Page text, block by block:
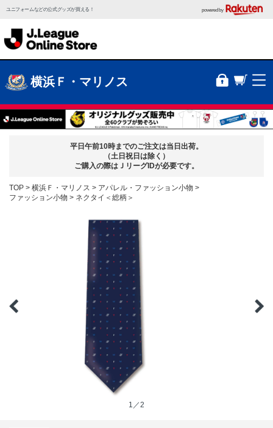
ユニフォームなどの公式グッズが買える！ powered by
横浜Ｆ・マリノス
平日午前10時までのご注文は当日出荷。
（土日祝日は除く）
ご購入の際はＪリーグIDが必要です。
TOP 横浜Ｆ・マリノス
アパレル・ファッション小物
ファッション小物
ネクタイ＜総柄＞
1／2